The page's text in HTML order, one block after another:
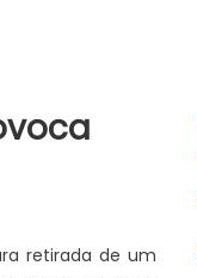
retirada de um